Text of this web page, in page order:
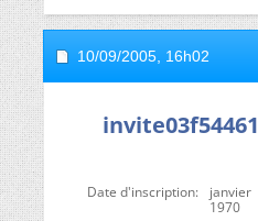
10/09/2005, 16h02
invite03f54461
Date d'inscription
janvier
1970